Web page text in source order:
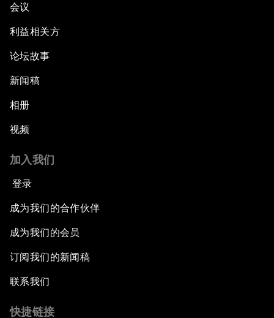
会议
利益相关方
论坛故事
新闻稿
相册
视频
加入我们
登录
成为我们的合作伙伴
成为我们的会员
订阅我们的新闻稿
联系我们
快捷链接